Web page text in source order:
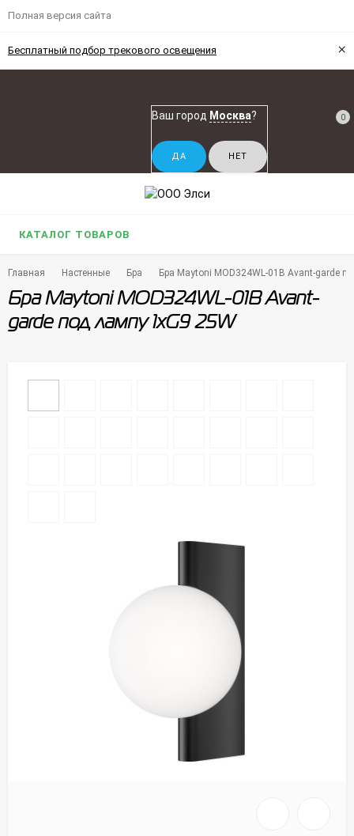
Полная версия сайта
Бесплатный подбор трекового освещения ×
Ваш город Москва? 0
КАТАЛОГ ТОВАРОВ
Главная Настенные Бра Бра Maytoni MOD324WL-01B Avant-garde
Бра Maytoni MOD324WL-01B Avant-
garde под лампу 1xG9 25W